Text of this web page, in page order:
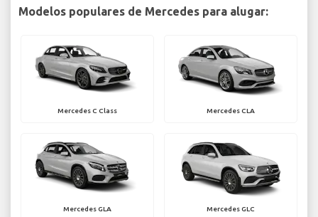
Modelos populares de Mercedes para alugar:
Mercedes C Class Mercedes CLA
Mercedes GLA Mercedes GLC